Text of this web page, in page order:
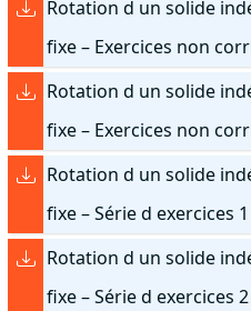
Rotation d un solide
fixe – Exercices non
Rotation d un solide
fixe – Exercices non
Rotation d un solide
fixe – Série d exercices 1
Rotation d un solide
fixe – Série d exercices 2